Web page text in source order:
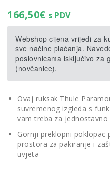
166,50€ s PDV
Webshop cijena vrijedi za
sve načine plaćanja.
poslovnicama isključivo za
(novčanice).
Ovaj ruksak Thule
suvremenog izgleda s
vam treba za
Gornji preklopni poklopac
prostora za pakiranje i
uvjeta